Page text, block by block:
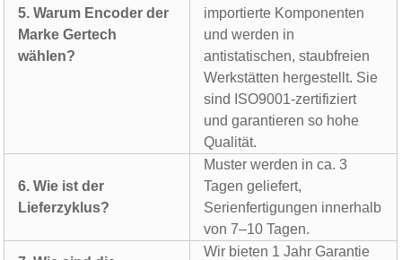
5. Warum Encoder der
Marke Gertech
wählen?
importierte Komponenten
und werden in
antistatischen, staubfreien
Werkstätten hergestellt. Sie
sind ISO9001-zertifiziert
und garantieren so hohe
Qualität.
6. Wie ist der
Lieferzyklus?
Muster werden in ca. 3
Tagen geliefert,
Serienfertigungen innerhalb
von 7–10 Tagen.
Wir bieten 1 Jahr Garantie